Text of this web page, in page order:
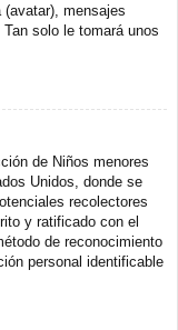
mensajes
solo le tomará unos
de Niños menores
Unidos, donde se
recolectores
y ratificado con el
de reconocimiento
personal identificable